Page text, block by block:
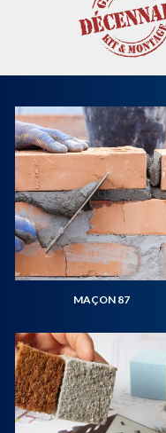
MAÇON 87